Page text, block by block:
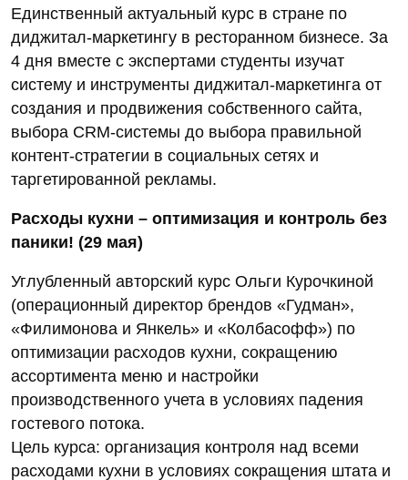
Единственный актуальный курс в стране по
диджитал-маркетингу в ресторанном бизнесе. За
4 дня вместе с экспертами студенты изучат
систему и инструменты диджитал-маркетинга от
создания и продвижения собственного сайта,
выбора CRM-системы до выбора правильной
контент-стратегии в социальных сетях и
таргетированной рекламы.
Расходы кухни – оптимизация и контроль без
паники! (29 мая)
Углубленный авторский курс Ольги Курочкиной
(операционный директор брендов «Гудман»,
«Филимонова и Янкель» и «Колбасофф») по
оптимизации расходов кухни, сокращению
ассортимента меню и настройки
производственного учета в условиях падения
гостевого потока.
Цель курса: организация контроля над всеми
расходами кухни в условиях сокращения штата и